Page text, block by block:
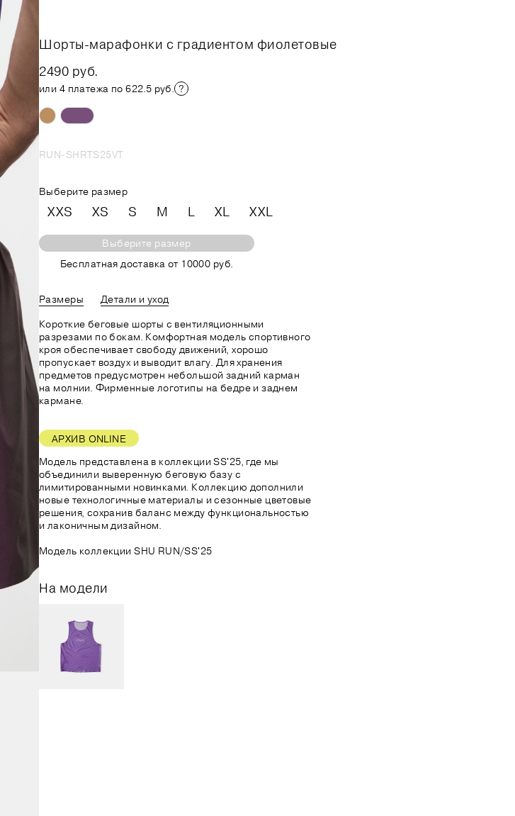
Шорты-марафонки с градиентом фиолетовые
2490 руб.
или 4 платежа по 622.5 руб.
RUN-SHRTS25VT
Выберите размер
XXS XS S M L XL XXL
Выберите размер
Бесплатная доставка от 10000 руб.
Размеры
Детали и уход
Короткие беговые шорты с вентиляционными
разрезами по бокам. Комфортная модель спортивного
кроя обеспечивает свободу движений, хорошо
пропускает воздух и выводит влагу. Для хранения
предметов предусмотрен небольшой задний карман
на молнии. Фирменные логотипы на бедре и заднем
кармане.
АРХИВ ONLINE
Модель представлена в коллекции SS'25, где мы
объединили выверенную беговую базу с
лимитированными новинками. Коллекцию дополнили
новые технологичные материалы и сезонные цветовые
решения, сохранив баланс между функциональностью
и лаконичным дизайном.
Модель коллекции SHU RUN/SS'25
На модели